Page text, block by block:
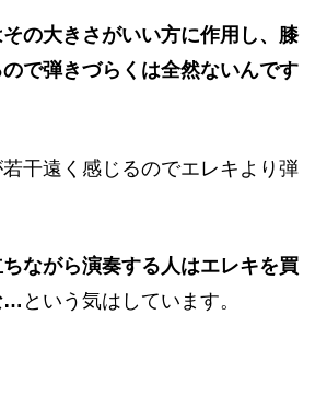
の大きさがいい方に作用し、膝
で弾きづらくは全然ないんです
干遠く感じるのでエレキより弾
ながら演奏する人はエレキを買
… という気はしています。